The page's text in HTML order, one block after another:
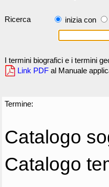
Ricerca inizia con
I termini biografici e i termini
Link PDF al Manuale
Termine:
Catalogo
Catalogo